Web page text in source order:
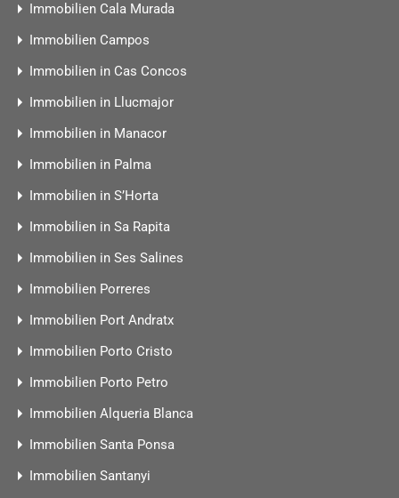
Immobilien Cala Murada
Immobilien Campos
Immobilien in Cas Concos
Immobilien in Llucmajor
Immobilien in Manacor
Immobilien in Palma
Immobilien in S’Horta
Immobilien in Sa Rapita
Immobilien in Ses Salines
Immobilien Porreres
Immobilien Port Andratx
Immobilien Porto Cristo
Immobilien Porto Petro
Immobilien Alqueria Blanca
Immobilien Santa Ponsa
Immobilien Santanyi